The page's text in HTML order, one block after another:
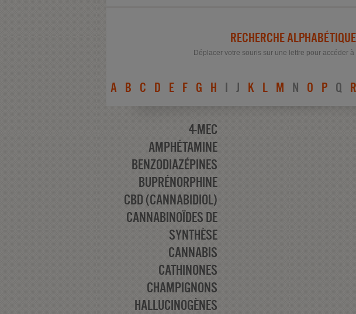
RECHERCHE ALPHABÉTIQUE
Déplacer votre souris sur une lettre pour accéder
A B C D E F G H I J K L M N O P Q R
4-MEC
AMPHÉTAMINE
BENZODIAZÉPINES
BUPRÉNORPHINE
CBD (CANNABIDIOL)
CANNABINOÏDES DE
SYNTHÈSE
CANNABIS
CATHINONES
CHAMPIGNONS
HALLUCINOGÈNES